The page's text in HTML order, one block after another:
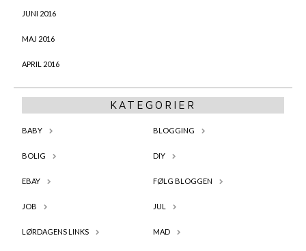
JUNI 2016
MAJ 2016
APRIL 2016
KATEGORIER
BABY BLOGGING
BOLIG DIY
EBAY FØLG BLOGGEN
JOB JUL
LØRDAGENS LINKS MAD